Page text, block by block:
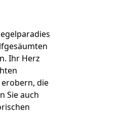
Ihr Herz
erobern, die
Sie auch